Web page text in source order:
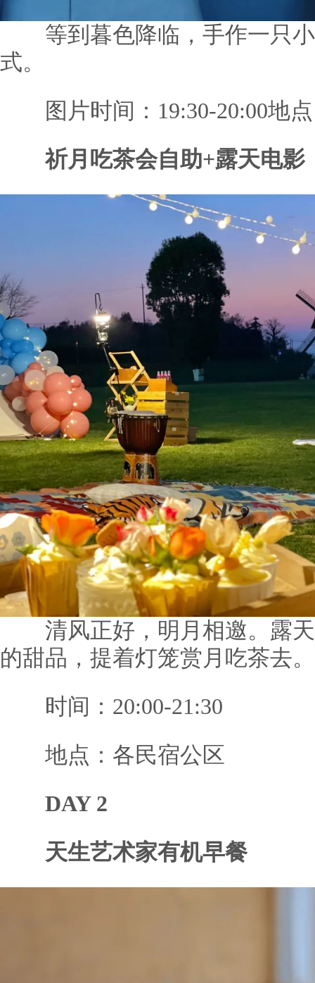
等到暮色降临，手作一只小
式。
图片时间：19:30-20:00地点
祈月吃茶会自助+露天电影
清风正好，明月相邀。露天
的甜品，提着灯笼赏月吃茶去。
时间：20:00-21:30
地点：各民宿公区
DAY 2
天生艺术家有机早餐